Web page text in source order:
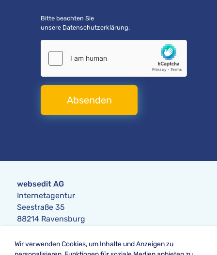
Bitte beachten Sie
unsere Datenschutzerklärung.
Absenden
websedit AG
Internetagentur
Seestraße 35
88214 Ravensburg
Telefon:+49 751 354104-0
Wir verwenden Cookies, um Inhalte und Anzeigen zu